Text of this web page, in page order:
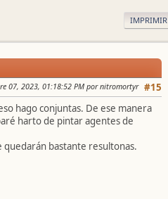
IMPRIMIR
#15
07, 2023, 01:18:52 PM por nitromortyr
hago conjuntas. De ese manera
harto de pintar agentes de
quedarán bastante resultonas.